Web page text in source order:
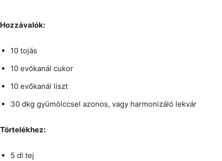
Hozzávalók:
10 tojás
10 evőkanál cukor
10 evőkanál liszt
30 dkg gyümölccsel azonos, vagy harmonizáló lekvár
Törtelékhez:
5 dl tej